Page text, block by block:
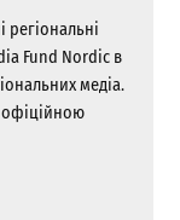
регіональні
Fund Nordic в
медіа.
офіційною